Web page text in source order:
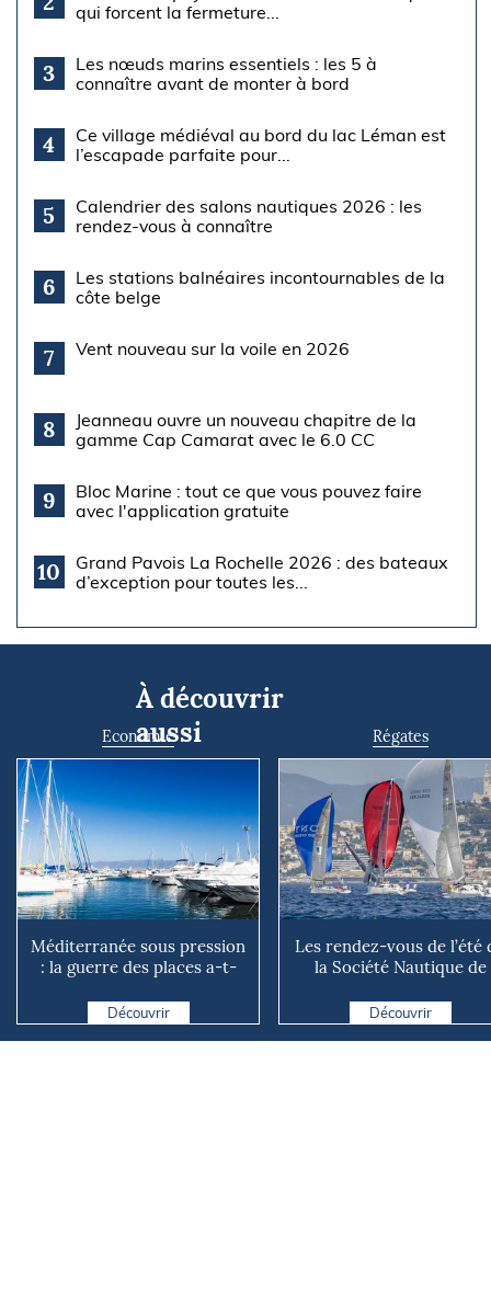
qui forcent la fermeture...
3
Les nœuds marins essentiels : les 5 à
connaître avant de monter à bord
4
Ce village médiéval au bord du lac Léman est
l’escapade parfaite pour...
5
Calendrier des salons nautiques 2026 : les
rendez-vous à connaître
6
Les stations balnéaires incontournables de la
côte belge
7 Vent nouveau sur la voile en 2026
8
Jeanneau ouvre un nouveau chapitre de la
gamme Cap Camarat avec le 6.0 CC
9
Bloc Marine : tout ce que vous pouvez faire
avec l'application gratuite
10
Grand Pavois La Rochelle 2026 : des bateaux
d’exception pour toutes les...
À découvrir
aussi
Economie
Méditerranée sous pression
: la guerre des places a-t-
Découvrir
Régates
Les rendez-vous de l’été
la Société Nautique de
Découvrir